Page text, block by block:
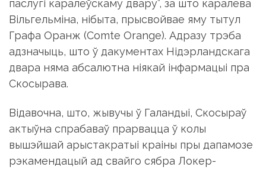
паслугі каралеўскаму двару”, за што каралева
Вільгельміна, нібыта, прысвойвае яму тытул
Графа Оранж (Comte Orange). Адразу трэба
адзначыць, што ў дакументах Нідэрландскага
двара няма абсалютна ніякай інфармацыі пра
Скосырава.
Відавочна, што, жывучы ў Галандыі, Скосыраў
актыўна спрабаваў прарвацца ў колы
вышэйшай арыстакратыі краіны пры дапамозе
рэкамендацый ад свайго сябра Локер-